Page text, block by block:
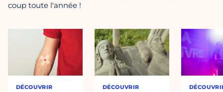
coup toute l'année !
DÉCOUVRIR DÉCOUVRIR